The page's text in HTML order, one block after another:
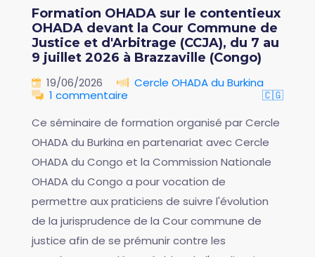
Formation OHADA sur le contentieux
OHADA devant la Cour Commune de
Justice et d'Arbitrage (CCJA), du 7 au
9 juillet 2026 à Brazzaville (Congo)
19/06/2026
Cercle OHADA du Burkina
1 commentaire
🇨🇬
Ce séminaire de formation organisé par Cercle
OHADA du Burkina en partenariat avec Cercle
OHADA du Congo et la Commission Nationale
OHADA du Congo a pour vocation de
permettre aux praticiens de suivre l'évolution
de la jurisprudence de la Cour commune de
justice afin de se prémunir contre les